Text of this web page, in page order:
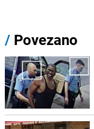
/ Povezano